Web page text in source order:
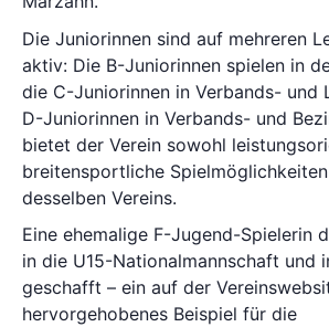
Die Juniorinnen sind auf mehreren
aktiv: Die B-Juniorinnen spielen in
die C-Juniorinnen in Verbands- und
D-Juniorinnen in Verbands- und
bietet der Verein sowohl
breitensportliche
desselben Vereins.
Eine ehemalige F-Jugend-Spielerin
in die U15-Nationalmannschaft und
geschafft – ein auf der
hervorgehobenes Beispiel für die